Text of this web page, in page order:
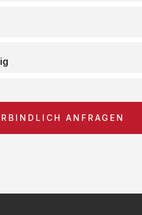
ANFRAGEN